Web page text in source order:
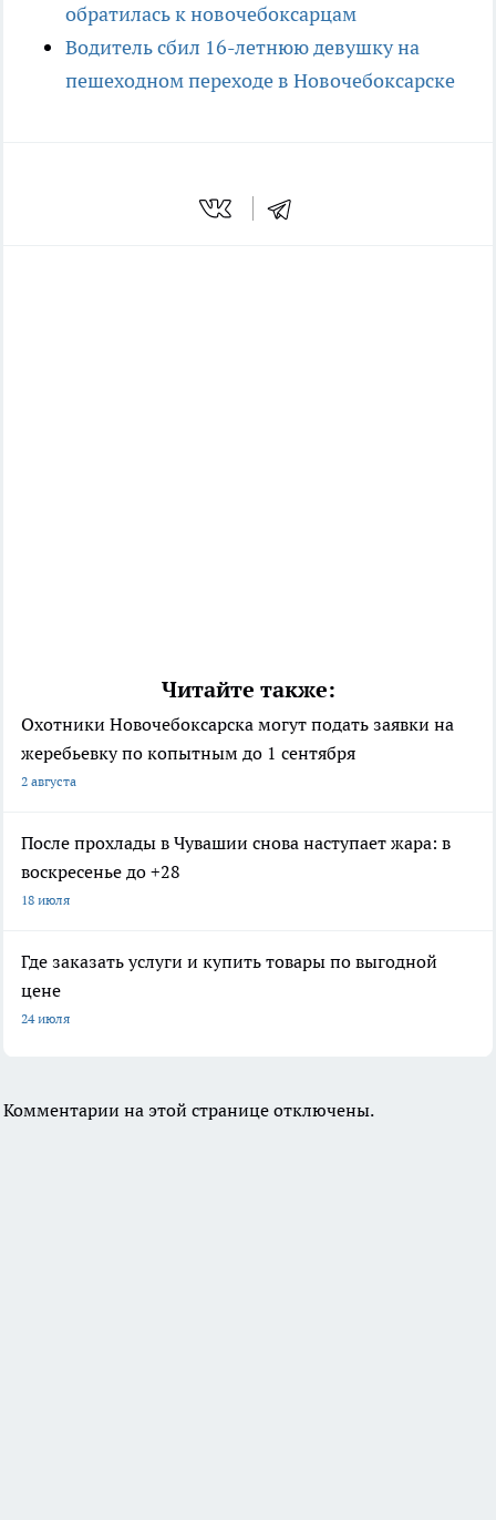
обратилась к новочебоксарцам
Водитель сбил 16-летнюю девушку на
пешеходном переходе в Новочебоксарске
Читайте также:
Охотники Новочебоксарска могут подать заявки на
жеребьевку по копытным до 1 сентября
2 августа
После прохлады в Чувашии снова наступает жара: в
воскресенье до +28
18 июля
Где заказать услуги и купить товары по выгодной
цене
24 июля
Комментарии на этой странице отключены.